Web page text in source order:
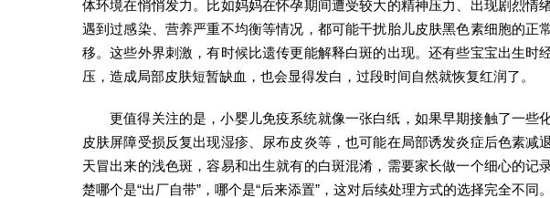
体环境在悄悄发力。比如妈妈在怀孕期间遭受较大的精神压力、出现剧烈情
遇到过感染、营养严重不均衡等情况，都可能干扰胎儿皮肤黑色素细胞的正
移。这些外界刺激，有时候比遗传更能解释白斑的出现。还有些宝宝出生时
压，造成局部皮肤短暂缺血，也会显得发白，过段时间自然就恢复红润了。
更值得关注的是，小婴儿免疫系统就像一张白纸，如果早期接触了一些
皮肤屏障受损反复出现湿疹、尿布皮炎等，也可能在局部诱发炎症后色素减
天冒出来的浅色斑，容易和出生就有的白斑混淆，需要家长做一个细心的记
楚哪个是“出厂自带”，哪个是“后来添置”，这对后续处理方式的选择完全不同